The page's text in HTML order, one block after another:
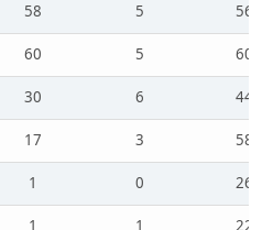
58 5
56
60 5
60
30 6
44
17 3
58
1 0
26
1 1
22